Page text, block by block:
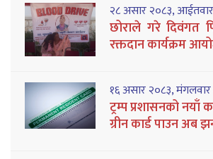
२८ असार २०८३,
छोराले गरे दिवंगत
रक्तदान कार्यक्रम
१६ असार २०८३,
ट्रम्प प्रशासनको
ग्रीन कार्ड पाउन अब